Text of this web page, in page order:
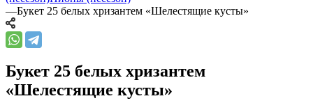
—Букет 25 белых хризантем «Шелестящие кусты»
Букет 25 белых хризантем
«Шелестящие кусты»